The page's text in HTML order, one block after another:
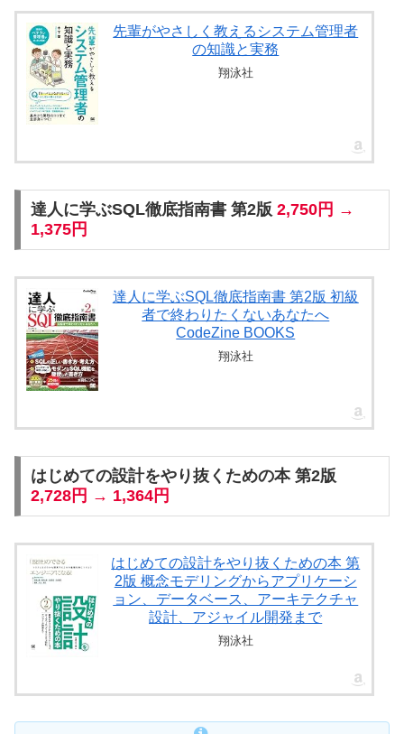
先輩がやさしく教えるシステム管理者
の知識と実務
翔泳社
達人に学ぶSQL徹底指南書 第2版 2,750円 →
1,375円
達人に学ぶSQL徹底指南書 第2版 初級
者で終わりたくないあなたへ
CodeZine BOOKS
翔泳社
はじめての設計をやり抜くための本 第2版
2,728円 → 1,364円
はじめての設計をやり抜くための本 第
2版 概念モデリングからアプリケーシ
ョン、データベース、アーキテクチャ
設計、アジャイル開発まで
翔泳社